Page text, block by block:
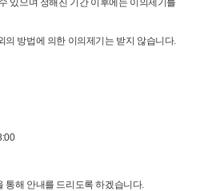
있으며 정해진 기간 이후에는 이의제기를
방법에 의한 이의제기는 받지 않습니다.
통해 안내를 드리도록 하겠습니다.